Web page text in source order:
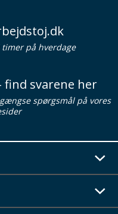
på hverdage
find svarene her
spørgsmål på vores